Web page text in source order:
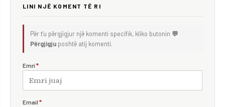
LINI NJË KOMENT TË RI
Për t'u përgjigjur një komenti specifik, kliko butonin 💬
Përgjigju poshtë atij komenti.
Emri *
Email *